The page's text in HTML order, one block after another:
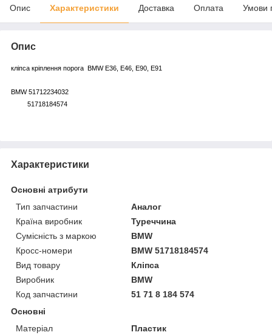
Опис Характеристики Доставка Оплата Умови
Опис
кліпса кріплення порога BMW Е36, E46, E90, Е91
BMW 51712234032
51718184574
Характеристики
Основні атрибути
Тип запчастини
Аналог
Країна виробник
Туреччина
Сумісність з маркою
BMW
Кросс-номери
BMW 51718184574
Вид товару
Кліпса
Виробник
BMW
Код запчастини
51 71 8 184 574
Основні
Матеріал
Пластик